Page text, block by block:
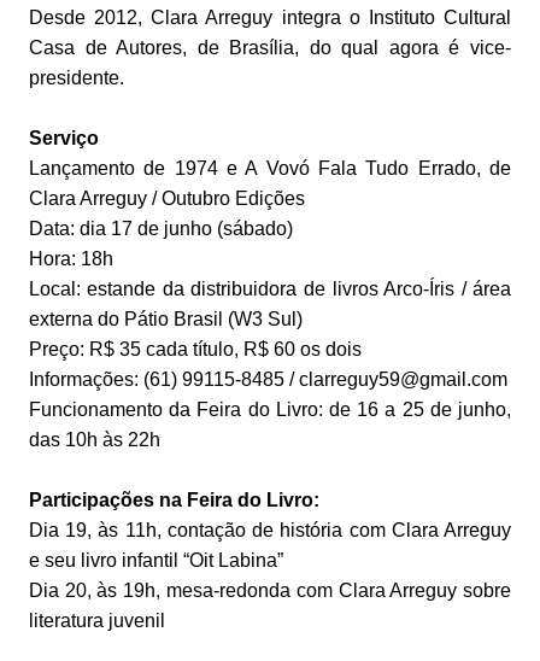
Desde 2012, Clara Arreguy integra o Instituto Cultural
Casa de Autores, de Brasília, do qual agora é vice-
presidente.
Serviço
Lançamento de 1974 e A Vovó Fala Tudo Errado, de
Clara Arreguy / Outubro Edições
Data: dia 17 de junho (sábado)
Hora: 18h
Local: estande da distribuidora de livros Arco-Íris / área
externa do Pátio Brasil (W3 Sul)
Preço: R$ 35 cada título, R$ 60 os dois
Informações: (61) 99115-8485 / clarreguy59@gmail.com
Funcionamento da Feira do Livro: de 16 a 25 de junho,
das 10h às 22h
Participações na Feira do Livro:
Dia 19, às 11h, contação de história com Clara Arreguy
e seu livro infantil “Oit Labina”
Dia 20, às 19h, mesa-redonda com Clara Arreguy sobre
literatura juvenil